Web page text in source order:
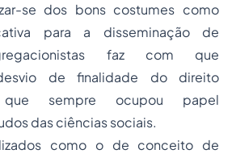
se dos bons costumes como
para a disseminação de
faz com que
de finalidade do direito
que sempre ocupou papel
das ciências sociais.
como o de conceito de